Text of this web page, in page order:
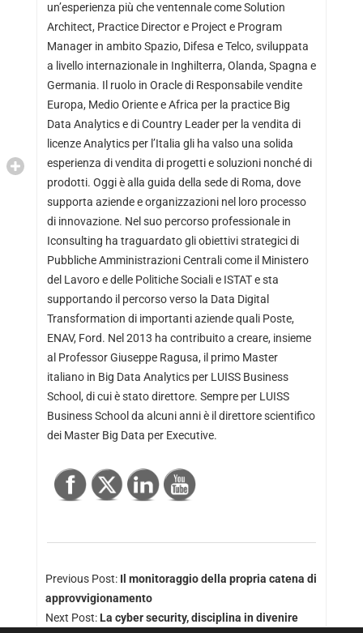
un’esperienza più che ventennale come Solution
Architect, Practice Director e Project e Program
Manager in ambito Spazio, Difesa e Telco, sviluppata
a livello internazionale in Inghilterra, Olanda, Spagna e
Germania. Il ruolo in Oracle di Responsabile vendite
Europa, Medio Oriente e Africa per la practice Big
Data Analytics e di Country Leader per la vendita di
licenze Analytics per l’Italia gli ha valso una solida
esperienza di vendita di progetti e soluzioni nonché di
prodotti. Oggi è alla guida della sede di Roma, dove
supporta aziende e organizzazioni nel loro processo
di innovazione. Nel suo percorso professionale in
Iconsulting ha traguardato gli obiettivi strategici di
Pubbliche Amministrazioni Centrali come il Ministero
del Lavoro e delle Politiche Sociali e ISTAT e sta
supportando il percorso verso la Data Digital
Transformation di importanti aziende quali Poste,
ENAV, Ford. Nel 2013 ha contribuito a creare, insieme
al Professor Giuseppe Ragusa, il primo Master
italiano in Big Data Analytics per LUISS Business
School, di cui è stato direttore. Sempre per LUISS
Business School da alcuni anni è il direttore scientifico
dei Master Big Data per Executive.
Previous Post: Il monitoraggio della propria catena di
approvvigionamento
Next Post: La cyber security, disciplina in divenire